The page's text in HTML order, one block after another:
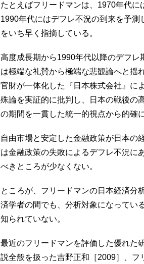
たとえばフリードマンは、1970年代に
1990年代にはデフレ不況の到来を予
をいち早く指摘している。
高度成長期から1990年代以降のデフ
は極端な礼賛から極端な悲観論へと揺
官財が一体化した『日本株式会社』に
殊論を実証的に批判し、日本の戦後の
の期間を一貫した統一的視点から的確
自由市場と安定した金融政策が日本の
は金融政策の失敗によるデフレ不況に
べきところが少なくない。
ところが、フリードマンの日本経済分
済学者の間でも、分析対象になってい
知られていない。
最近のフリードマンを評価した優れた
説全般を扱った吉野正和［2009］、フ